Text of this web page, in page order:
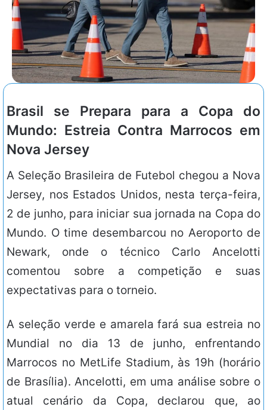
Brasil se Prepara para a Copa do
Mundo: Estreia Contra Marrocos em
Nova Jersey
A Seleção Brasileira de Futebol chegou a Nova
Jersey, nos Estados Unidos, nesta terça-feira,
2 de junho, para iniciar sua jornada na Copa do
Mundo. O time desembarcou no Aeroporto de
Newark, onde o técnico Carlo Ancelotti
comentou sobre a competição e suas
expectativas para o torneio.
A seleção verde e amarela fará sua estreia no
Mundial no dia 13 de junho, enfrentando
Marrocos no MetLife Stadium, às 19h (horário
de Brasília). Ancelotti, em uma análise sobre o
atual cenário da Copa, declarou que, ao